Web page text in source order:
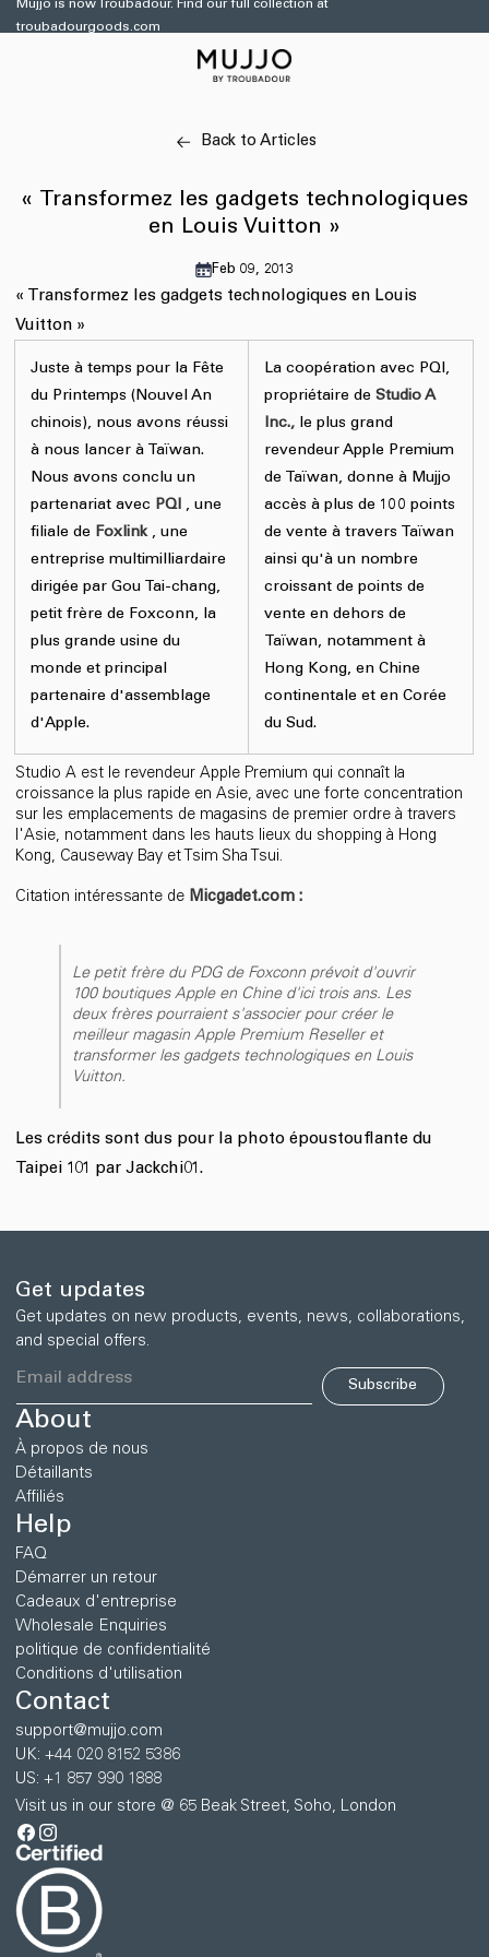
et
passer
Mujjo is now Troubadour. Find our full collection at
troubadourgoods.com
Back to Articles
« Transformez les gadgets technologiques
en Louis Vuitton »
Feb 09, 2013
« Transformez les gadgets technologiques en Louis
Vuitton »
Juste à temps pour la Fête
du Printemps (Nouvel An
chinois), nous avons réussi
à nous lancer à Taïwan.
Nous avons conclu un
partenariat avec PQI , une
filiale de Foxlink, une
entreprise multimilliardaire
dirigée par Gou Tai-chang,
petit frère de Foxconn, la
plus grande usine du
monde et principal
partenaire d'assemblage
d'Apple.
La coopération avec PQI,
propriétaire deStudio A
Inc., le plus grand
revendeur Apple Premium
de Taïwan, donne à Mujjo
accès à plus de 100 points
de vente à travers Taïwan
ainsi qu'à un nombre
croissant de points de
vente en dehors de
Taïwan, notamment à
Hong Kong, en Chine
continentale et en Corée
du Sud.
Studio A est le revendeur Apple Premium qui connaît la
croissance la plus rapide en Asie, avec une forte concentration
sur les emplacements de magasins de premier ordre à travers
l'Asie, notamment dans les hauts lieux du shopping à Hong
Kong, Causeway Bay et Tsim Sha Tsui.
Citation intéressante de Micgadet.com :
Le petit frère du PDG de Foxconn prévoit d'ouvrir
100 boutiques Apple en Chine d'ici trois ans. Les
deux frères pourraient s'associer pour créer le
meilleur magasin Apple Premium Reseller et
transformer les gadgets technologiques en Louis
Vuitton.
Les crédits sont dus pour la photo époustouflante du
Taipei 101 par Jackchi01.
Get updates
Get updates on new products, events, news, collaborations,
and special offers.
Subscribe
About
À propos de nous
Détaillants
Affiliés
Help
FAQ
Démarrer un retour
Cadeaux d'entreprise
Wholesale Enquiries
politique de confidentialité
Conditions d'utilisation
Contact
support@mujjo.com
UK: +44 020 8152 5386
US: +1 857 990 1888
Visit us in our store @ 65 Beak Street, Soho, London
Facebook